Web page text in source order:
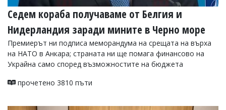
Седем кораба получаваме от Белгия и
Нидерландия заради мините в Черно море
Премиерът ни подписа меморандума на срещата на върха
на НАТО в Анкара; страната ни ще помага финансово на
Украйна само според възможностите на бюджета
прочетено 3810 пъти